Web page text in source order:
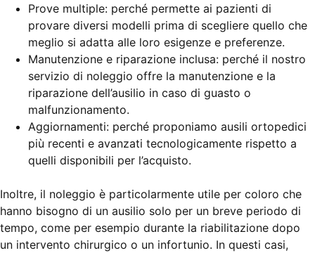
Prove multiple: perché permette ai pazienti di
provare diversi modelli prima di scegliere quello che
meglio si adatta alle loro esigenze e preferenze.
Manutenzione e riparazione inclusa: perché il nostro
servizio di noleggio offre la manutenzione e la
riparazione dell’ausilio in caso di guasto o
malfunzionamento.
Aggiornamenti: perché proponiamo ausili ortopedici
più recenti e avanzati tecnologicamente rispetto a
quelli disponibili per l’acquisto.
Inoltre, il noleggio è particolarmente utile per coloro che
hanno bisogno di un ausilio solo per un breve periodo di
tempo, come per esempio durante la riabilitazione dopo
un intervento chirurgico o un infortunio. In questi casi,